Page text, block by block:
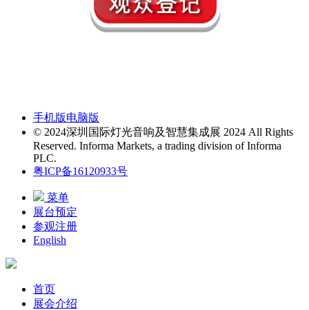
手机版电脑版
© 2024深圳国际灯光音响及智慧集成展 2024 All Rights
Reserved. Informa Markets, a trading division of Informa
PLC.
粤ICP备16120933号
菜单
展台预定
参观注册
English
首页
展会介绍